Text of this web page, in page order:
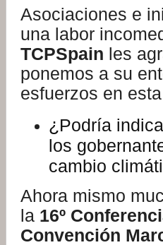
Asociaciones e
una labor
TCPSpain les
ponemos a su
esfuerzos en
¿Podría
los
cambio
Ahora mismo
la 16º
Convención